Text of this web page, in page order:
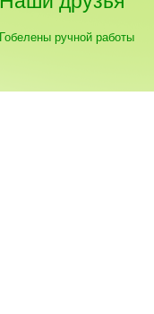
Гобелены ручной работы